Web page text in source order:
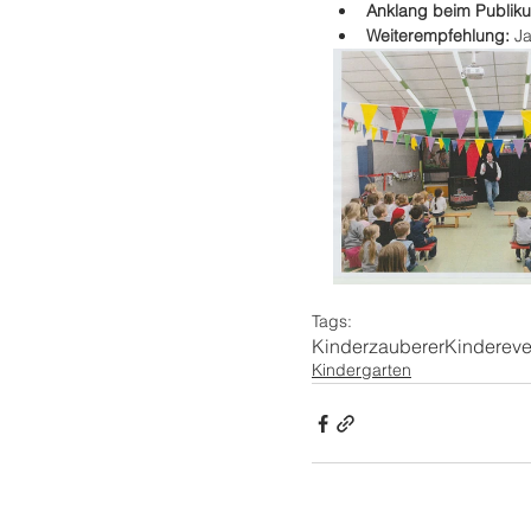
Anklang beim
Weiterempfehlung: Ja
Tags:
Kinderzauberer
Kindergarten